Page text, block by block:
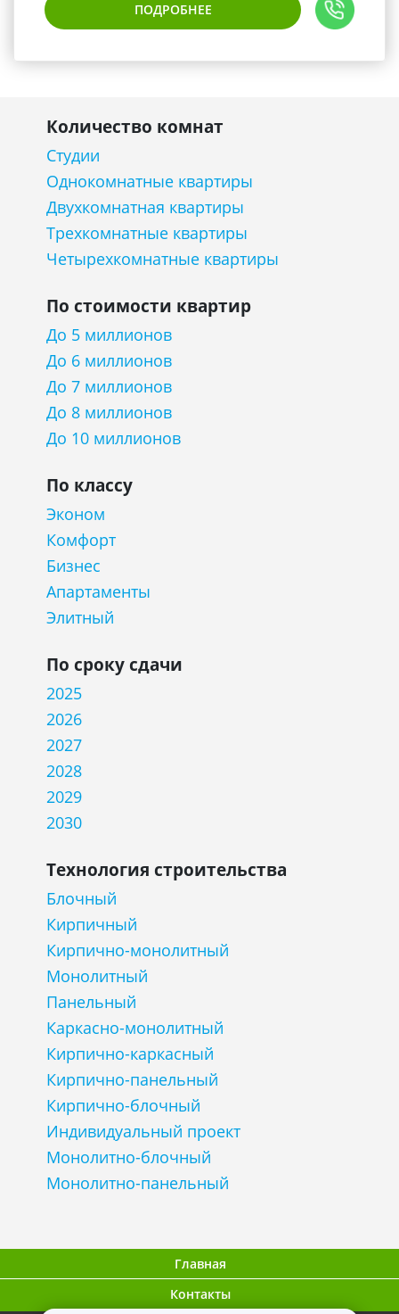
ПОДРОБНЕЕ
Количество комнат
Студии
Однокомнатные квартиры
Двухкомнатная квартиры
Трехкомнатные квартиры
Четырехкомнатные квартиры
По стоимости квартир
До 5 миллионов
До 6 миллионов
До 7 миллионов
До 8 миллионов
До 10 миллионов
По классу
Эконом
Комфорт
Бизнес
Апартаменты
Элитный
По сроку сдачи
2025
2026
2027
2028
2029
2030
Технология строительства
Блочный
Кирпичный
Кирпично-монолитный
Монолитный
Панельный
Каркасно-монолитный
Кирпично-каркасный
Кирпично-панельный
Кирпично-блочный
Индивидуальный проект
Монолитно-блочный
Монолитно-панельный
Главная
Контакты